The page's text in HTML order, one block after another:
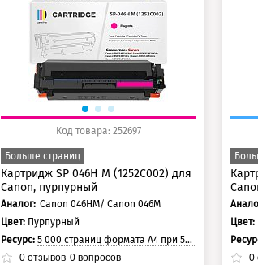
125 баллов
150 баллов
Код товара: 252697
Больше страниц
Картридж SP 046H M (1252C002) для
Canon, пурпурный
Аналог: Canon 046HM/ Canon 046M
Цвет: Пурпурный
Ресурс: 5 000 страниц формата А4 при 5% заполнении страницы
0отзывов 0вопросов
Цвет:
0